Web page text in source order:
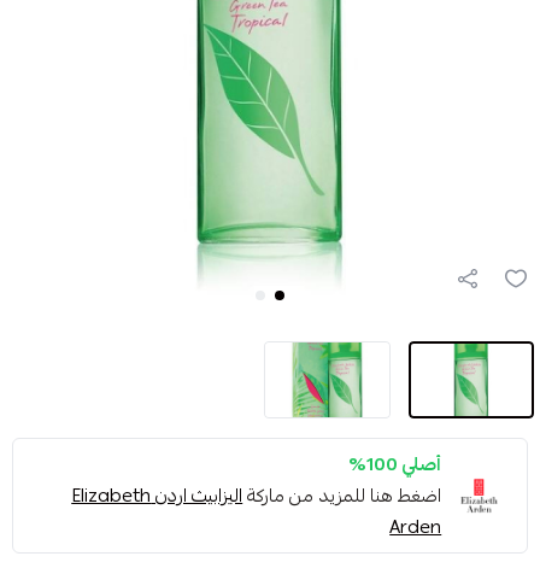
أصلي 100%
اضغط هنا للمزيد من ماركة
اليزابيث اردن Elizabeth
Arden